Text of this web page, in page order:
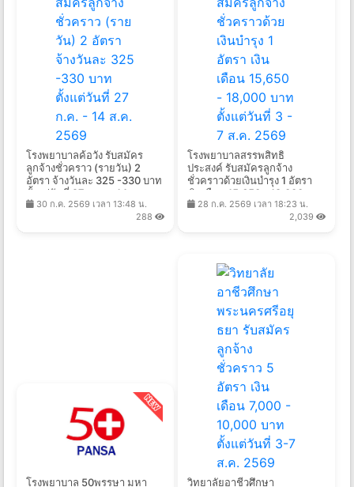
โรงพยาบาลค้อวัง รับสมัคร
ลูกจ้างชั่วคราว (รายวัน) 2
อัตรา จ้างวันละ 325 -330 บาท
ตั้งแต่วันที่ 27 ก.ค. - 14 ส.ค.
256930 ก.ค. 2569 เวลา 13:48 น.
288
โรงพยาบาลสรรพสิทธิ
ประสงค์ รับสมัครลูกจ้าง
ชั่วคราวด้วยเงินบํารุง 1 อัตรา
เงินเดือน 15,650 - 18,000 บาท
ตั้งแต่วันที่ 3 - 7 ส.ค. 2569
28 ก.ค. 2569 เวลา 18:23 น.
2,039
โรงพยาบาล 50พรรษา มหา วิทยาลัยอาชีวศึกษา